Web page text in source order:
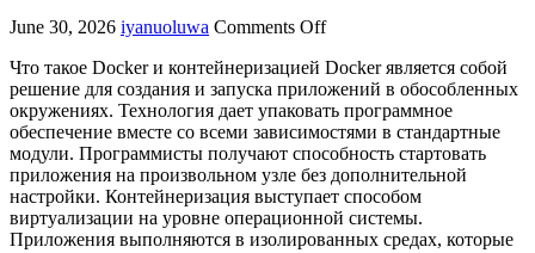
June 30, 2026 iyanuoluwa Comments Offon
такое
Docker
и
контейнеризацией
Что такое Docker и контейнеризацией Docker является собой
решение для создания и запуска приложений в обособленных
окружениях. Технология дает упаковать программное
обеспечение вместе со всеми зависимостями в стандартные
модули. Программисты получают способность стартовать
приложения на произвольном узле без дополнительной
настройки. Контейнеризация выступает способом
виртуализации на уровне операционной системы.
Приложения выполняются в изолированных средах, которые